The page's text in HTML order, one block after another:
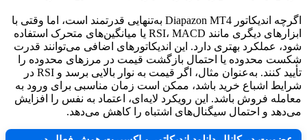
اگرچه اندیکاتور Diapazon MT4 به‌تنهایی قدرتمند است، اما وقتی با
ابزارهای دیگری مانند RSI، MACD یا میانگین‌های متحرک استفاده
شود، عملکرد بهتری دارد. این اندیکاتورهای اضافی می‌توانند قدرت
شکست محدوده یا احتمال بازگشت قیمت در مرزهای محدوده را
تأیید کنند. به‌عنوان مثال، اگر قیمت به نوار بالایی برسد و RSI در
شرایط اشباع خرید باشد، ممکن است زمان مناسبی برای ورود به
معامله فروش باشد. این رویکرد لایه‌ای، اعتماد به نفس را افزایش
می‌دهد و احتمال سیگنال‌های اشتباه را کاهش می‌دهد.